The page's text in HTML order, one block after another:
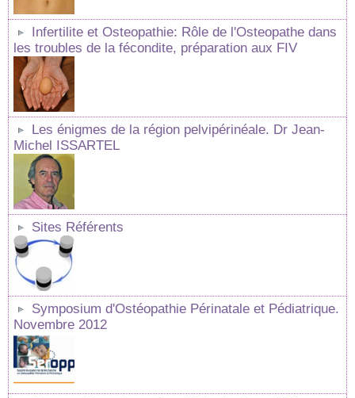
Infertilite et Osteopathie: Rôle de l'Osteopathe dans
les troubles de la fécondite, préparation aux FIV
Les énigmes de la région pelvipérinéale. Dr Jean-
Michel ISSARTEL
Sites Référents
Symposium d'Ostéopathie Périnatale et Pédiatrique.
Novembre 2012